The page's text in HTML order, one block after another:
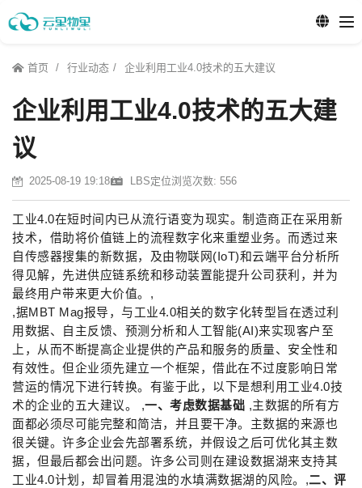
首页 行业动态 企业利用工业4.0技术的五大建议
企业利用工业4.0技术的五大建
议
2025-08-19 19:18 LBS定位浏览次数: 556
工业4.0在短时间内已从流行语变为现实。制造商正在采用新
技术，借助将价值链上的流程数字化来重塑业务。而透过来
自传感器搜集的新数据，及由物联网(IoT)和云端平台分析所
得见解，先进供应链系统和移动装置能提升公司获利，并为
最终用户带来更大价值。,
,据MBT Mag报导，与工业4.0相关的数字化转型旨在透过利
用数据、自主反馈、预测分析和人工智能(AI)来实现客户至
上，从而不断提高企业提供的产品和服务的质量、安全性和
有效性。但企业须先建立一个框架，借此在不过度影响日常
营运的情况下进行转换。有鉴于此，以下是想利用工业4.0技
术的企业的五大建议。 ,一、考虑数据基础 ,主数据的所有方
面都必须尽可能完整和简洁，并且要干净。主数据的来源也
很关键。许多企业会先部署系统，并假设之后可优化其主数
据，但最后都会出问题。许多公司则在建设数据湖来支持其
工业4.0计划，却冒着用混浊的水填满数据湖的风险。,二、评